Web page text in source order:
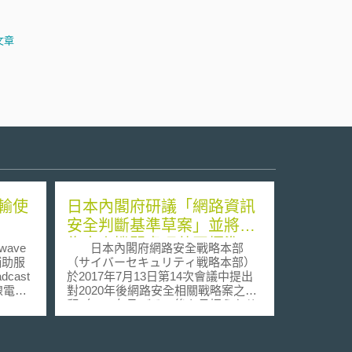
章
使
服
視
使
日本內閣府研議「網路資訊
安全判斷基準草案」並將作
為未來機關處理共同標準
日本內閣府網路安全戰略本部
（サイバーセキュリティ戦略本部）
於2017年7月13日第14次會議中提出
對2020年後網路安全相關戰略案之回
顧（2020年及びその後を見据えたサ
イバーセキュリティの在り方（案）